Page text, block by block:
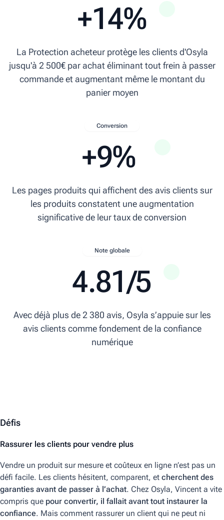
+14%
La Protection acheteur protège les clients d'Osyla
jusqu'à 2 500€ par achat éliminant tout frein à passer
commande et augmentant même le montant du
panier moyen
Conversion
+9%
Les pages produits qui affichent des avis clients sur
les produits constatent une augmentation
significative de leur taux de conversion
Note globale
4.81/5
Avec déjà plus de 2 380 avis, Osyla s’appuie sur les
avis clients comme fondement de la confiance
numérique
Défis
Rassurer les clients pour vendre plus
Vendre un produit sur mesure et coûteux en ligne n’est pas un
défi facile. Les clients hésitent, comparent, et cherchent des
garanties avant de passer à l’achat. Chez Osyla, Vincent a vite
compris que pour convertir, il fallait avant tout instaurer la
confiance. Mais comment rassurer un client qui ne peut ni